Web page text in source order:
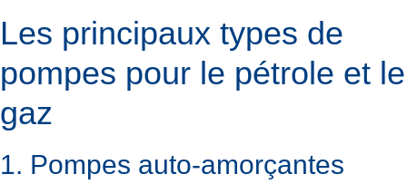
Les principaux types de
pompes pour le pétrole et le
gaz
1. Pompes auto-amorçantes